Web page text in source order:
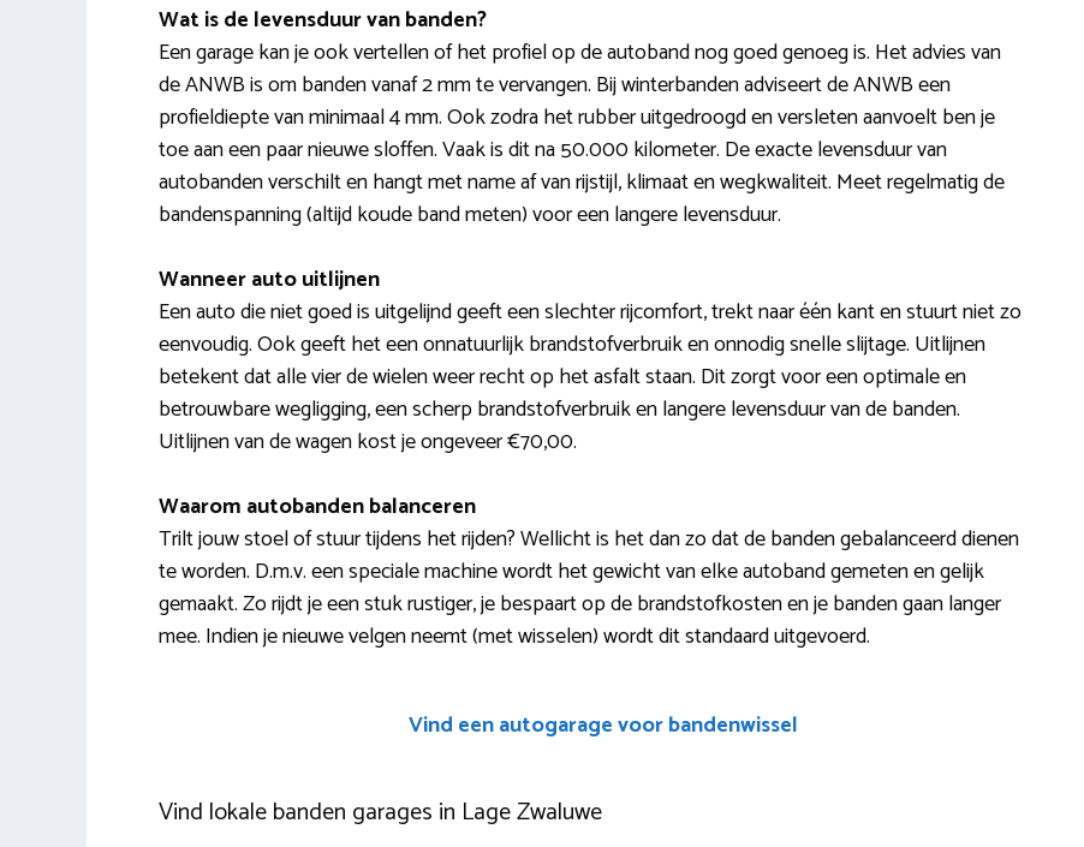
Wat is de levensduur van banden?
Een garage kan je ook vertellen of het profiel op de autoband nog goed genoeg is. Het advies van
de ANWB is om banden vanaf 2 mm te vervangen. Bij winterbanden adviseert de ANWB een
profieldiepte van minimaal 4 mm. Ook zodra het rubber uitgedroogd en versleten aanvoelt ben je
toe aan een paar nieuwe sloffen. Vaak is dit na 50.000 kilometer. De exacte levensduur van
autobanden verschilt en hangt met name af van rijstijl, klimaat en wegkwaliteit. Meet regelmatig de
bandenspanning (altijd koude band meten) voor een langere levensduur.
Wanneer auto uitlijnen
Een auto die niet goed is uitgelijnd geeft een slechter rijcomfort, trekt naar één kant en stuurt niet zo
eenvoudig. Ook geeft het een onnatuurlijk brandstofverbruik en onnodig snelle slijtage. Uitlijnen
betekent dat alle vier de wielen weer recht op het asfalt staan. Dit zorgt voor een optimale en
betrouwbare wegligging, een scherp brandstofverbruik en langere levensduur van de banden.
Uitlijnen van de wagen kost je ongeveer €70,00.
Waarom autobanden balanceren
Trilt jouw stoel of stuur tijdens het rijden? Wellicht is het dan zo dat de banden gebalanceerd dienen
te worden. D.m.v. een speciale machine wordt het gewicht van elke autoband gemeten en gelijk
gemaakt. Zo rijdt je een stuk rustiger, je bespaart op de brandstofkosten en je banden gaan langer
mee. Indien je nieuwe velgen neemt (met wisselen) wordt dit standaard uitgevoerd.
Vind een autogarage voor bandenwissel
Vind lokale banden garages in Lage Zwaluwe